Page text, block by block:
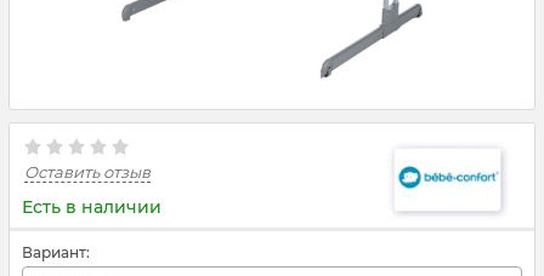
Оставить отзыв
Есть в наличии
Вариант: